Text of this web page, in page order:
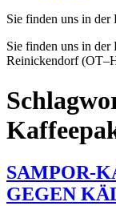
Sie finden uns in der
Sie finden uns in der
Reinickendorf
SAMPOR-
GEGEN